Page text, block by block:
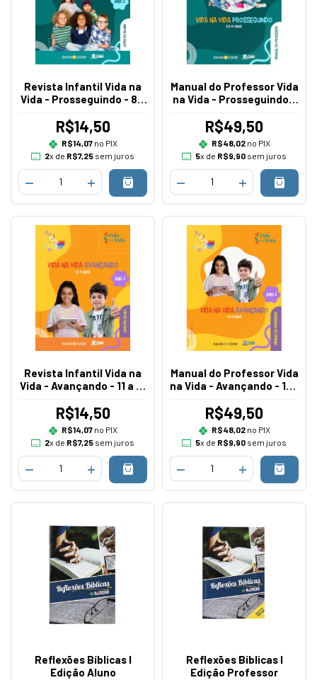
Revista Infantil Vida na
Vida - Prosseguindo - 8 a
R$14,50
R$14,07no PIX
2x de R$7,25 sem juros
Manual do Professor Vida
na Vida - Prosseguindo -
R$49,50
R$48,02no PIX
5x de R$9,90 sem juros
Revista Infantil Vida na
Vida - Avançando - 11 a 12
R$14,50
R$14,07no PIX
2x de R$7,25 sem juros
Manual do Professor Vida
na Vida - Avançando - 11 a
R$49,50
R$48,02no PIX
5x de R$9,90 sem juros
Reflexões Bíblicas I
Edição Aluno
Reflexões Bíblicas I
Edição Professor